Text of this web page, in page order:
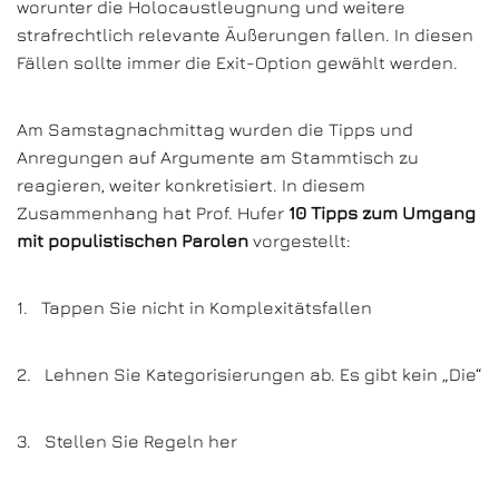
worunter die Holocaustleugnung und weitere
strafrechtlich relevante Äußerungen fallen. In diesen
Fällen sollte immer die Exit-Option gewählt werden.
Am Samstagnachmittag wurden die Tipps und
Anregungen auf Argumente am Stammtisch zu
reagieren, weiter konkretisiert. In diesem
Zusammenhang hat Prof. Hufer 10 Tipps zum Umgang
mit populistischen Parolen vorgestellt:
1. Tappen Sie nicht in Komplexitätsfallen
2. Lehnen Sie Kategorisierungen ab. Es gibt kein „Die“
3. Stellen Sie Regeln her